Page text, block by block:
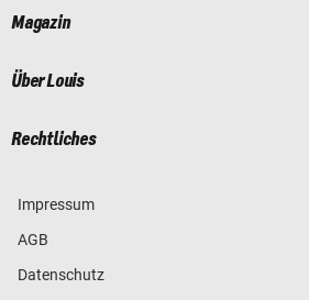
Magazin
Über Louis
Rechtliches
Impressum
AGB
Datenschutz